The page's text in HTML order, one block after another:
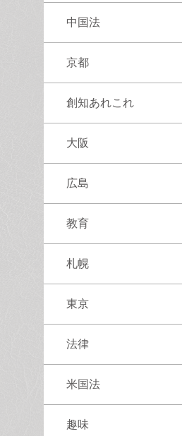
中国法
京都
創知あれこれ
大阪
広島
教育
札幌
東京
法律
米国法
趣味